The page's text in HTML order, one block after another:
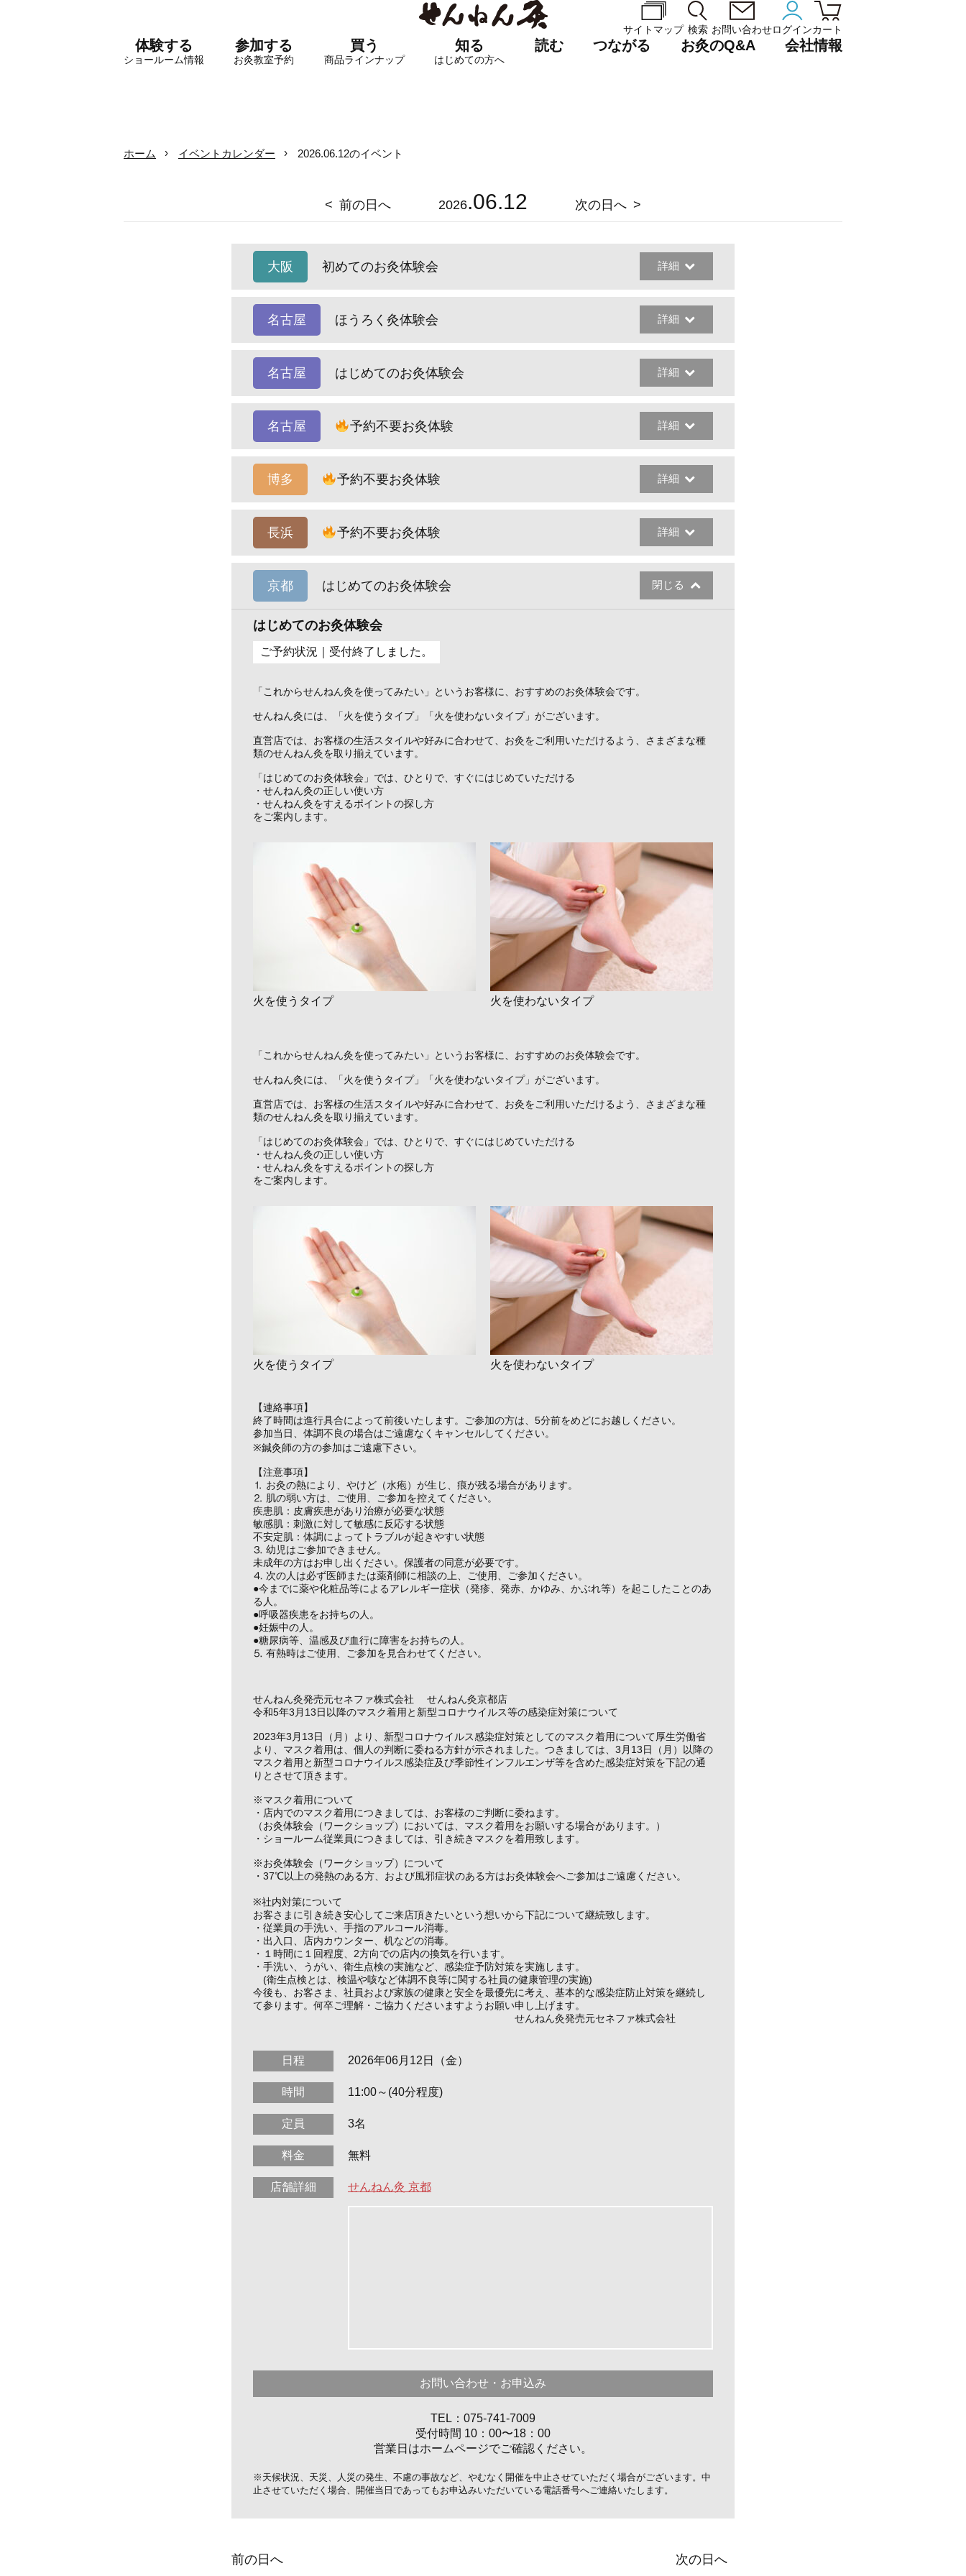
サイトマップ 検索 お問い合わせログインカート
体験する
ショールーム情報
参加する
お灸教室予約
買う
商品ラインナップ
知る
はじめての方へ
読む つながる お灸のQ&A 会社情報
ホーム イベントカレンダー 2026.06.12のイベント
前の日へ 2026.06.12 次の日へ
大阪 初めてのお灸体験会 詳細
名古屋 ほうろく灸体験会 詳細
名古屋 はじめてのお灸体験会 詳細
名古屋 予約不要お灸体験 詳細
博多 予約不要お灸体験 詳細
長浜 予約不要お灸体験 詳細
京都 はじめてのお灸体験会 閉じる
はじめてのお灸体験会
ご予約状況｜受付終了しました。
「これからせんねん灸を使ってみたい」というお客様に、おすすめのお灸体験会です。
せんねん灸には、「火を使うタイプ」「火を使わないタイプ」がございます。
直営店では、お客様の生活スタイルや好みに合わせて、お灸をご利用いただけるよう、さまざまな種
類のせんねん灸を取り揃えています。
「はじめてのお灸体験会」では、ひとりで、すぐにはじめていただける
・せんねん灸の正しい使い方
・せんねん灸をすえるポイントの探し方
をご案内します。
火を使うタイプ 火を使わないタイプ
「これからせんねん灸を使ってみたい」というお客様に、おすすめのお灸体験会です。
せんねん灸には、「火を使うタイプ」「火を使わないタイプ」がございます。
直営店では、お客様の生活スタイルや好みに合わせて、お灸をご利用いただけるよう、さまざまな種
類のせんねん灸を取り揃えています。
「はじめてのお灸体験会」では、ひとりで、すぐにはじめていただける
・せんねん灸の正しい使い方
・せんねん灸をすえるポイントの探し方
をご案内します。
火を使うタイプ 火を使わないタイプ
【連絡事項】
終了時間は進行具合によって前後いたします。ご参加の方は、5分前をめどにお越しください。
参加当日、体調不良の場合はご遠慮なくキャンセルしてください。
※鍼灸師の方の参加はご遠慮下さい。
【注意事項】
⒈ お灸の熱により、やけど（水疱）が生じ、痕が残る場合があります。
⒉ 肌の弱い方は、ご使用、ご参加を控えてください。
疾患肌：皮膚疾患があり治療が必要な状態
敏感肌：刺激に対して敏感に反応する状態
不安定肌：体調によってトラブルが起きやすい状態
⒊ 幼児はご参加できません。
未成年の方はお申し出ください。保護者の同意が必要です。
⒋ 次の人は必ず医師または薬剤師に相談の上、ご使用、ご参加ください。
●今までに薬や化粧品等によるアレルギー症状（発疹、発赤、かゆみ、かぶれ等）を起こしたことのあ
る人。
●呼吸器疾患をお持ちの人。
●妊娠中の人。
●糖尿病等、温感及び血行に障害をお持ちの人。
⒌ 有熱時はご使用、ご参加を見合わせてください。
せんねん灸発売元セネファ株式会社 せんねん灸京都店
令和5年3月13日以降のマスク着用と新型コロナウイルス等の感染症対策について
2023年3月13日（月）より、新型コロナウイルス感染症対策としてのマスク着用について厚生労働省
より、マスク着用は、個人の判断に委ねる方針が示されました。つきましては、3月13日（月）以降の
マスク着用と新型コロナウイルス感染症及び季節性インフルエンザ等を含めた感染症対策を下記の通
りとさせて頂きます。
※マスク着用について
・店内でのマスク着用につきましては、お客様のご判断に委ねます。
（お灸体験会（ワークショップ）においては、マスク着用をお願いする場合があります。）
・ショールーム従業員につきましては、引き続きマスクを着用致します。
※お灸体験会（ワークショップ）について
・37℃以上の発熱のある方、および風邪症状のある方はお灸体験会へご参加はご遠慮ください。
※社内対策について
お客さまに引き続き安心してご来店頂きたいという想いから下記について継続致します。
・従業員の手洗い、手指のアルコール消毒。
・出入口、店内カウンター、机などの消毒。
・１時間に１回程度、2方向での店内の換気を行います。
・手洗い、うがい、衛生点検の実施など、感染症予防対策を実施します。
(衛生点検とは、検温や咳など体調不良等に関する社員の健康管理の実施)
今後も、お客さま、社員および家族の健康と安全を最優先に考え、基本的な感染症防止対策を継続し
て参ります。何卒ご理解・ご協力くださいますようお願い申し上げます。
せんねん灸発売元セネファ株式会社
日程 2026年06月12日（金）
時間 11:00～(40分程度)
定員 3名
料金 無料
店舗詳細 せんねん灸 京都
お問い合わせ・お申込み
TEL：075-741-7009
受付時間 10：00〜18：00
営業日はホームページでご確認ください。
※天候状況、天災、人災の発生、不慮の事故など、やむなく開催を中止させていただく場合がございます。中
止させていただく場合、開催当日であってもお申込みいただいている電話番号へご連絡いたします。
前の日へ 次の日へ